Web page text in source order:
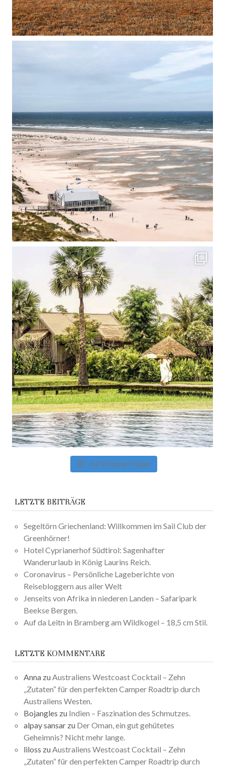
Auf Instagram folgen
LETZTE BEITRÄGE
Segeltörn Griechenland: Willkommen im Sail Club der
Greenhörner!
Hotel Cyprianerhof Südtirol: Sagenhafter
Wanderurlaub in König Laurins Reich.
Coronavirus – Persönliche Lageberichte von
Reisebloggern aus aller Welt
Jenseits von Afrika in niederen Landen – Safaripark
Beekse Bergen.
Auf da Leitn in Bramberg am Wildkogel – 18,5 cm Stil.
LETZTE KOMMENTARE
Anna zuAustraliens Westcoast Cocktail – Zehn
„Zutaten“ für den perfekten Camper Roadtrip durch
Australiens Westen.
Bojangles zu Indien – Faszination des Schmutzes.
alpay sansar zu Der Oman, ein gut gehütetes
Geheimnis? Nicht mehr lange.
liloss zuAustraliens Westcoast Cocktail – Zehn
„Zutaten“ für den perfekten Camper Roadtrip durch